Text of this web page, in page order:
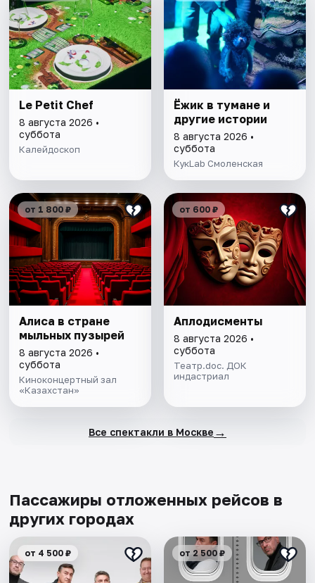
Le Petit Chef
8 августа 2026 •
суббота
Калейдоскоп
Ёжик в тумане и
другие истории
8 августа 2026 •
суббота
КукLab Смоленская
от 1 800 ₽
Алиса в стране
мыльных пузырей
8 августа 2026 •
суббота
Киноконцертный зал
«Казахстан»
от 600 ₽
Аплодисменты
8 августа 2026 •
суббота
Театр.doc. ДОК
индастриал
Все спектакли в Москве →
Пассажиры отложенных рейсов в
других городах
от 4 500 ₽ от 2 500 ₽